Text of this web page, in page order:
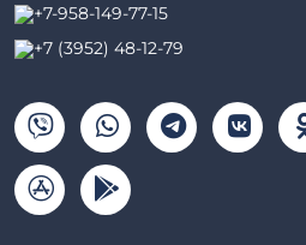
+7-958-149-77-15
+7 (3952) 48-12-79